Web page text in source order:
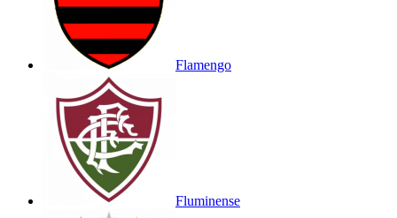
Flamengo
Fluminense